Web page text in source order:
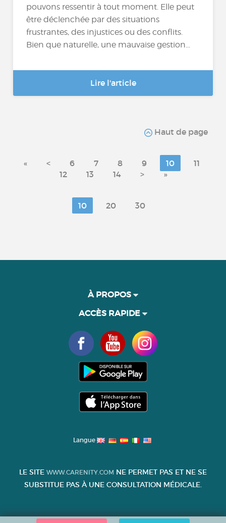
pouvons ressentir à tout moment. Elle peut
être déclenchée par des situations
frustrantes, des injustices ou des conflits.
Bien que naturelle, une mauvaise gestion...
Lire l'article
Haut de page
« < 6 7 8 9 10
11
12
13 14 > »
10 20 30
À PROPOS
ACCÈS RAPIDE
Langue
LE SITE WWW.CARENITY.COM NE PERMET PAS ET NE SE
SUBSTITUE PAS À UNE CONSULTATION MÉDICALE.